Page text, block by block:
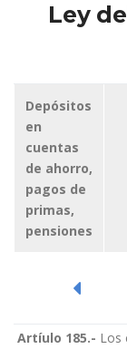
Ley
Depósitos
en
cuentas
de ahorro,
pagos de
primas,
pensiones
Artíulo 185.- Los